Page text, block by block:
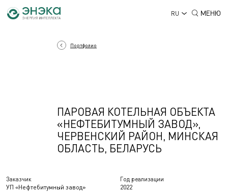
RU МЕНЮ
Заказчик
УП «Нефтебитумный завод»
Год реализации
2022
Портфолио
ПАРОВАЯ КОТЕЛЬНАЯ ОБЪЕКТА
«НЕФТЕБИТУМНЫЙ ЗАВОД»,
ЧЕРВЕНСКИЙ РАЙОН, МИНСКАЯ
ОБЛАСТЬ, БЕЛАРУСЬ